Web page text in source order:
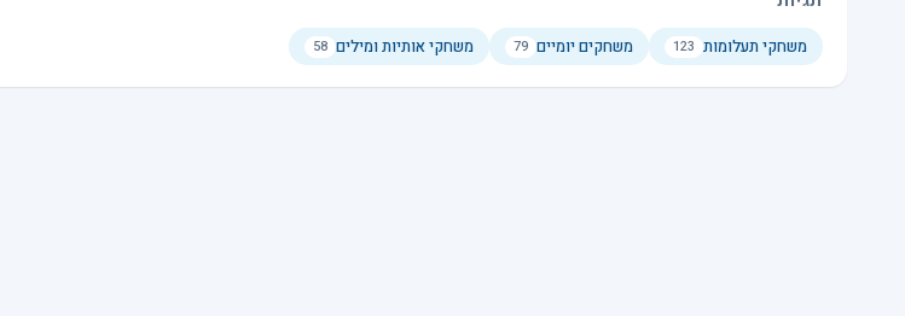
משחקי תעלומות 123 משחקים יומיים 79 משחקי אותיות ומילים 58